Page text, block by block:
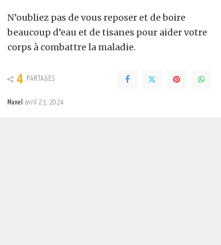
N’oubliez pas de vous reposer et de boire
beaucoup d’eau et de tisanes pour aider votre
corps à combattre la maladie.
4 PARTAGES
Manel avril 23, 2024